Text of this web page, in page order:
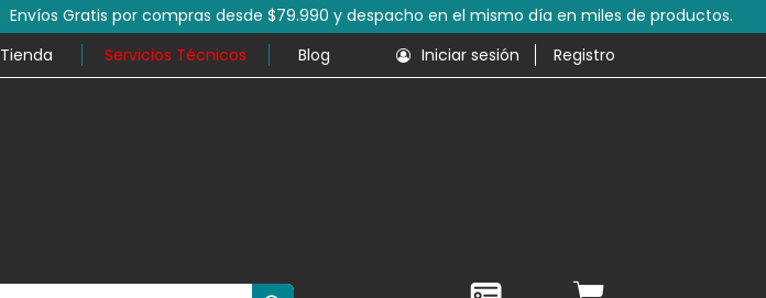
despacho en el mismo día en miles de productos.
Servicios Técnicos Blog Iniciar sesión Registro